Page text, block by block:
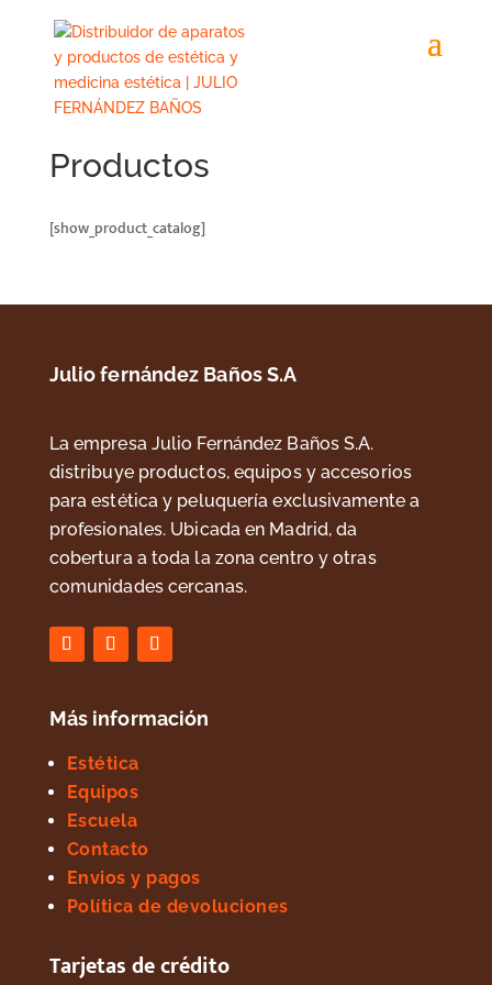
Productos
[show_product_catalog]
Julio fernández Baños S.A
La empresa Julio Fernández Baños S.A.
distribuye productos, equipos y accesorios
para estética y peluquería exclusivamente a
profesionales. Ubicada en Madrid, da
cobertura a toda la zona centro y otras
comunidades cercanas.
Más información
Estética
Equipos
Escuela
Contacto
Envios y pagos
Política de devoluciones
Tarjetas de crédito